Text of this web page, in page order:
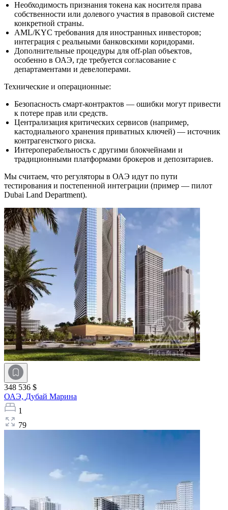
Необходимость признания токена как носителя права
собственности или долевого участия в правовой системе
конкретной страны.
AML/KYC требования для иностранных инвесторов;
интеграция с реальными банковскими коридорами.
Дополнительные процедуры для off‑plan объектов,
особенно в ОАЭ, где требуется согласование с
департаментами и девелоперами.
Технические и операционные:
Безопасность смарт‑контрактов — ошибки могут привести
к потере прав или средств.
Централизация критических сервисов (например,
кастодиального хранения приватных ключей) — источник
контрагенсткого риска.
Интероперабельность с другими блокчейнами и
традиционными платформами брокеров и депозитариев.
Мы считаем, что регуляторы в ОАЭ идут по пути
тестирования и постепенной интеграции (пример — пилот
Dubai Land Department).
348 536 $
ОАЭ, Дубай Марина
1
79